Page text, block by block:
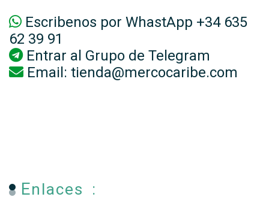
Escribenos por WhastApp +34 635
62 39 91
Entrar al Grupo de Telegram
Email: tienda@mercocaribe.com
Enlaces :